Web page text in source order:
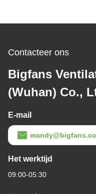
Contacteer ons
Bigfans
(Wuhan) Co.,
E-mail
Het werktijd
09:00-05:30